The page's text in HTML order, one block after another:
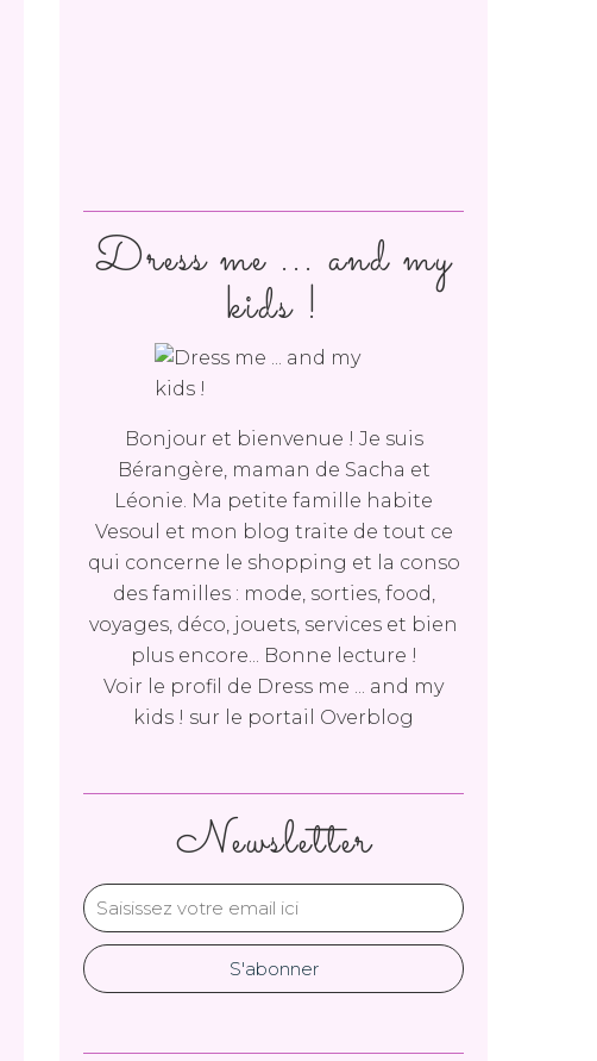
Newsletter
Dress me ... and my
kids !
Bonjour et bienvenue ! Je suis
Bérangère, maman de Sacha et
Léonie. Ma petite famille habite
Vesoul et mon blog traite de tout ce
qui concerne le shopping et la conso
des familles : mode, sorties, food,
voyages, déco, jouets, services et bien
plus encore... Bonne lecture !
Voir le profil de Dress me ... and my
kids ! sur le portail Overblog